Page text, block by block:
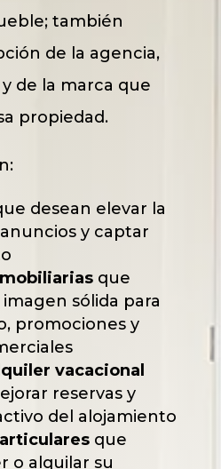
también
de la agencia,
de la marca que
propiedad.
desean elevar la
y captar
que
sólida para
promociones y
vacacional
reservas y
del alojamiento
que
o alquilar su